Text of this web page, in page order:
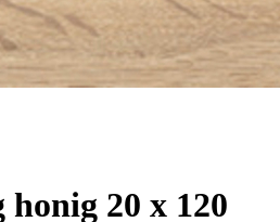
honig 20 x 120